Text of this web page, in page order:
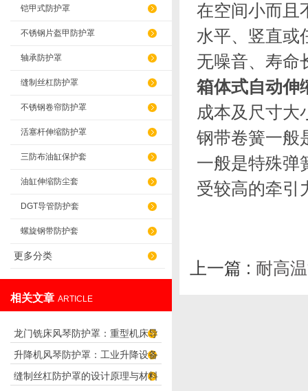
铠甲式防护罩
不锈钢片盔甲防护罩
轴承防护罩
缝制丝杠防护罩
不锈钢卷帘防护罩
活塞杆伸缩防护罩
三防布油缸保护套
油缸伸缩防尘套
DGT导管防护套
螺旋钢带防护套
更多分类
相关文章 ARTICLE
龙门铣床风琴防护罩：重型机床导
轨防护可靠之选
升降机风琴防护罩：工业升降设备
的耐用防尘防护方案
缝制丝杠防护罩的设计原理与材料
在空间小而且
水平、竖直或
无噪音、寿命
箱体式自动伸
成本及尺寸大
钢带卷簧一般
一般是特殊弹
受较高的牵引
上一篇 : 耐高